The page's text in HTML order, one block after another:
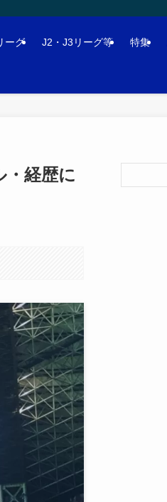
ーグ J2・J3リーグ等 特集
・経歴に